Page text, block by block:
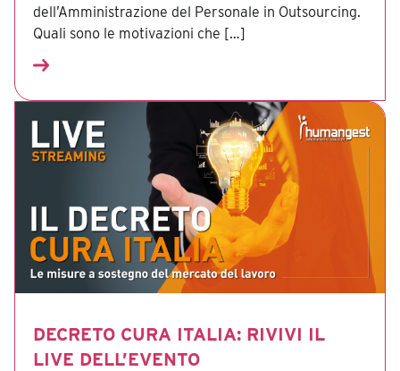
dell’Amministrazione del Personale in Outsourcing.
Quali sono le motivazioni che […]
DECRETO CURA ITALIA: RIVIVI IL
LIVE DELL’EVENTO